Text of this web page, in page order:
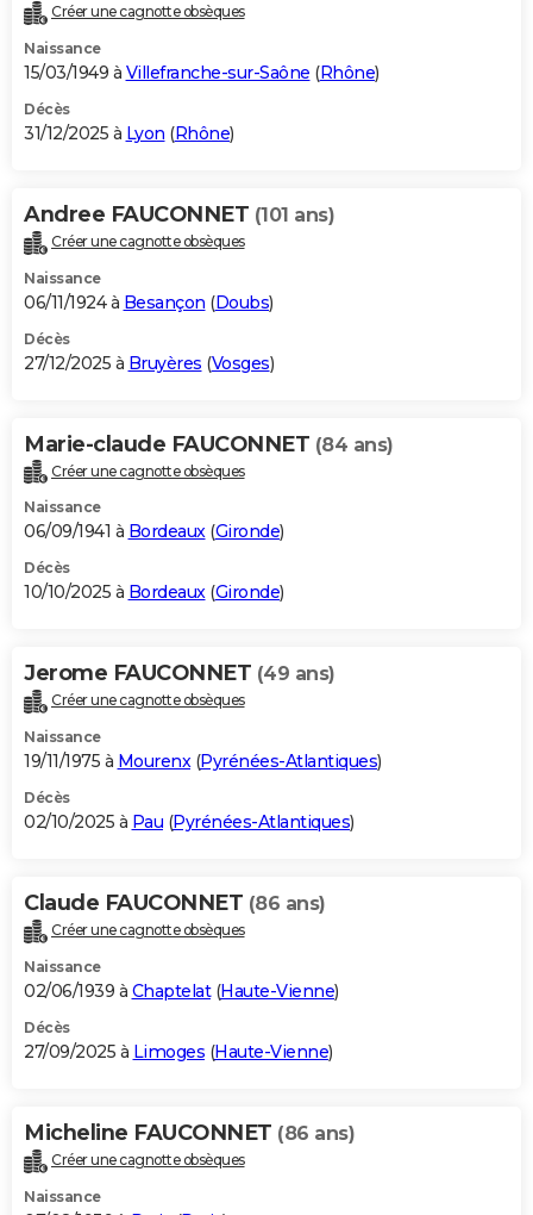
Créer une cagnotte obsèques
Naissance
15/03/1949 à Villefranche-sur-Saône (Rhône)
Décès
31/12/2025 à Lyon (Rhône)
Andree FAUCONNET (101 ans)
Créer une cagnotte obsèques
Naissance
06/11/1924 à Besançon (Doubs)
Décès
27/12/2025 à Bruyères (Vosges)
Marie-claude FAUCONNET (84 ans)
Créer une cagnotte obsèques
Naissance
06/09/1941 à Bordeaux(Gironde)
Décès
10/10/2025 à Bordeaux(Gironde)
Jerome FAUCONNET (49 ans)
Créer une cagnotte obsèques
Naissance
19/11/1975 à Mourenx(Pyrénées-Atlantiques)
Décès
02/10/2025 à Pau (Pyrénées-Atlantiques)
Claude FAUCONNET (86 ans)
Créer une cagnotte obsèques
Naissance
02/06/1939 à Chaptelat(Haute-Vienne)
Décès
27/09/2025 à Limoges (Haute-Vienne)
Micheline FAUCONNET (86 ans)
Créer une cagnotte obsèques
Naissance